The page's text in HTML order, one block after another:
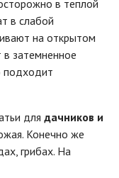
в теплой
в слабой
на открытом
затемненное
подходит
для дачников и
Конечно же
грибах. На